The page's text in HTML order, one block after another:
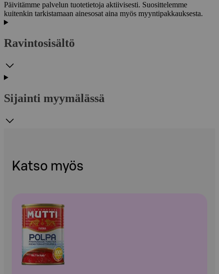
Päivitämme palvelun tuotetietoja aktiivisesti. Suosittelemme
kuitenkin tarkistamaan ainesosat aina myös myyntipakkauksesta.
Ravintosisältö
Sijainti myymälässä
Katso myös